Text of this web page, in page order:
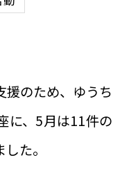
援のため、ゆうち
に、5月は11件の
た。